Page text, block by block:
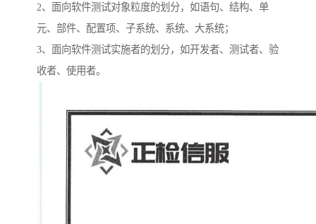
2、面向软件测试对象粒度的划分，如语句、结构、单
元、部件、配置项、子系统、系统、大系统；
3、面向软件测试实施者的划分，如开发者、测试者、验
收者、使用者。